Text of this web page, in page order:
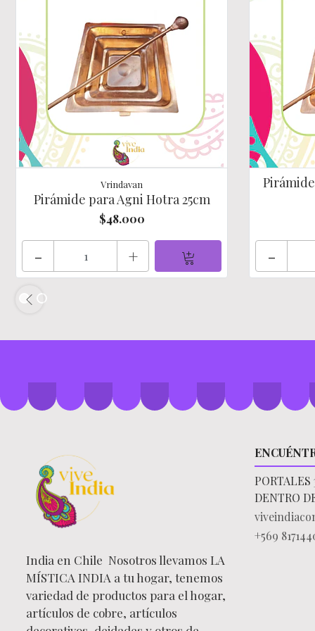
Vrindavan
Pirámide para Agni Hotra 25cm
$48.000
- + -
India en Chile Nosotros llevamos LA
MÍSTICA INDIA a tu hogar, tenemos
variedad de productos para el hogar,
artículos de cobre, artículos
DENTRO
+569